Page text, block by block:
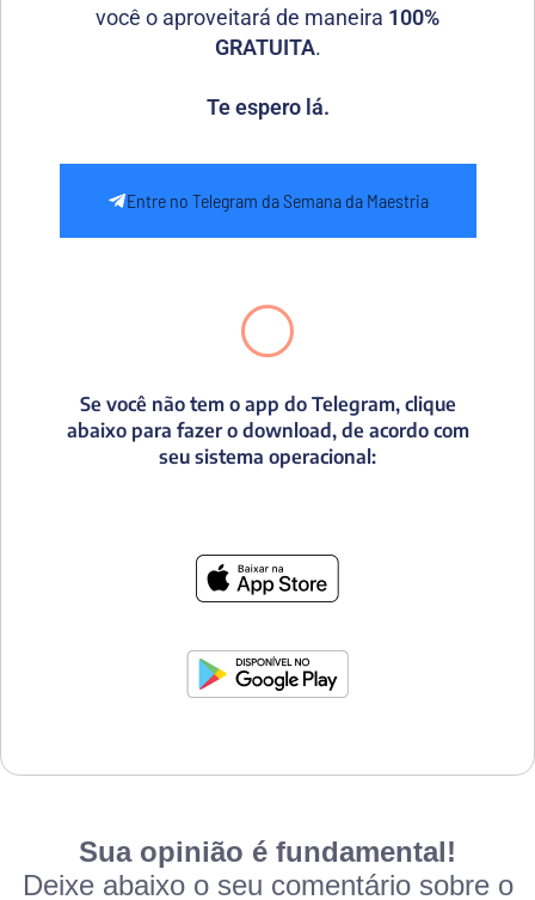
você o aproveitará de maneira 100%
GRATUITA.
Te espero lá.
Entre no Telegram da Semana da Maestria
Se você não tem o app do Telegram, clique
abaixo para fazer o download, de acordo com
seu sistema operacional:
Sua opinião é fundamental!
Deixe abaixo o seu comentário sobre o